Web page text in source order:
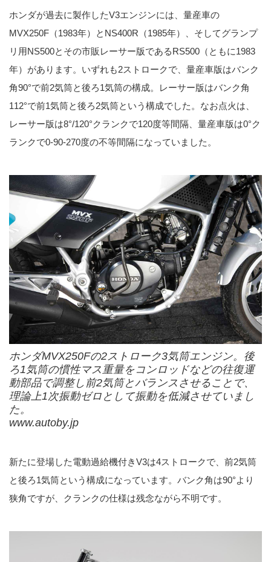
ホンダが過去に製作したV3エンジンには、量産車の
MVX250F（1983年）とNS400R（1985年）、そしてグランプ
リ用NS500とその市販レーサー版であるRS500（ともに1983
年）があります。いずれも2ストロークで、量産車版はバンク
角90°で前2気筒と後ろ1気筒の構成。レーサー版はバンク角
112°で前1気筒と後ろ2気筒という構成でした。なお点火は、
レーサー版は8°/120°クランクで120度等間隔、量産車版は0°ク
ランクで0-90-270度の不等間隔になっていました。
ホンダMVX250Fの2ストローク3気筒エンジン。後
ろ1気筒の慣性マス重量をコンロッドなどの往復運
動部品で調整し前2気筒とバランスさせることで、
理論上1次振動ゼロとして振動を低減させていまし
た。
www.autoby.jp
新たに登場した電動過給機付きV3は4ストロークで、前2気筒
と後ろ1気筒という構成になっています。バンク角は90°より
狭角ですが、クランクの仕様は残念ながら不明です。